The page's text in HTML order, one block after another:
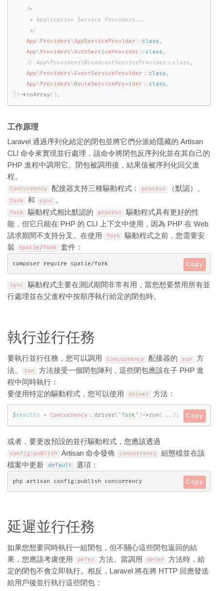
/*
     * Application Service Providers...
     */
App\ Providers\AppServiceProvider :: class ,
App\ Providers\AuthServiceProvider :: class ,
App\ Providers\ EventServiceProvider :: class ,
App\ Providers\ RouteServiceProvider :: class ,
) -> toArray( ) ,
工作原理
Laravel 通過序列化給定的閉包並將它們分派給隱藏的 Artisan
CLI 命令來實現並行處理，該命令將閉包反序列化並在其自己的
PHP 進程中調用它。閉包被調用後，結果值被序列化回父進
程。
Concurrency 配接器支持三種驅動程式： process （默認）、
fork 和 sync 。
fork 驅動程式相比默認的 process
驅動程式具有更好的性
能，但它只能在 PHP 的 CLI 上下文中使用，因為 PHP 在 Web
請求期間不支持分叉。在使用
fork
驅動程式之前，您需要安
裝
spatie/fork 套件：
composer require spatie/fork Copy
sync
驅動程式主要在測試期間非常有用，當您想要禁用所有並
行處理並在父進程中按順序執行給定的閉包時。
執行並行任務
要執行並行任務，您可以調用 Concurrency 配接器的 run
方
法。
run
方法接受一個閉包陣列，這些閉包應該在子 PHP 進
程中同時執行：
要使用特定的驅動程式，您可以使用
driver 方法：
$results = Concurrency :: driver( 'fork' ) -> run( . .. ) ; Copy
或者，要更改預設的並行驅動程式，您應該透過
config : publish Artisan 命令發佈 concurrency
組態檔並在該
檔案中更新
default 選項：
php artisan config:publish concurrency Copy
延遲並行任務
如果您想要同時執行一組閉包，但不關心這些閉包返回的結
果，您應該考慮使用
defer 方法。當調用 defer
方法時，給
定的閉包不會立即執行。相反，Laravel 將在將 HTTP 回應發送
給用戶後並行執行這些閉包：